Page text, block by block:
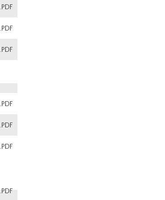
.PDF
.PDF
.PDF
.PDF
.PDF
.PDF
.PDF